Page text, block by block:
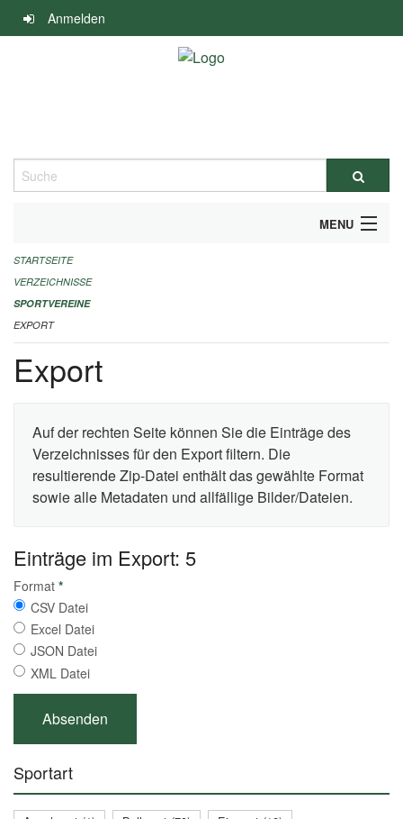
Navigation
überspringen
Anmelden
Suche
MENU
ALLGEMEINE INFORMATIONEN
FINANZIELLE UNTERSTÜTZUNG BENÖTIGT?
KONTAKT
STARTSEITE
VERZEICHNISSE
SPORTVEREINE
EXPORT
Export
Auf der rechten Seite können Sie die Einträge des
Verzeichnisses für den Export filtern. Die
resultierende Zip-Datei enthält das gewählte Format
sowie alle Metadaten und allfällige Bilder/Dateien.
Einträge im Export: 5
Format *
CSV Datei
Excel Datei
JSON Datei
XML Datei
Sportart